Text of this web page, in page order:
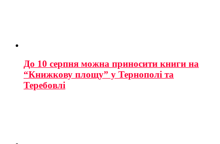
До 10 серпня можна приносити книги на
“Книжкову площу” у Тернополі та
Теребовлі